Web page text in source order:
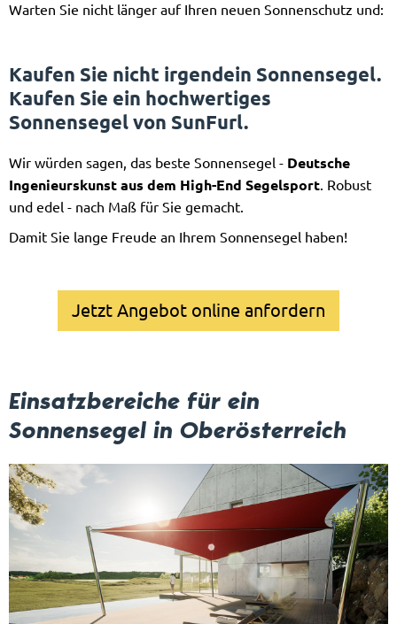
Warten Sie nicht länger auf Ihren neuen Sonnenschutz und:
Kaufen Sie nicht irgendein Sonnensegel.
Kaufen Sie ein hochwertiges
Sonnensegel von SunFurl.
Wir würden sagen, das beste Sonnensegel - Deutsche
Ingenieurskunst aus dem High-End Segelsport. Robust
und edel - nach Maß für Sie gemacht.
Damit Sie lange Freude an Ihrem Sonnensegel haben!
Jetzt Angebot online anfordern
Einsatzbereiche für ein
Sonnensegel in Oberösterreich